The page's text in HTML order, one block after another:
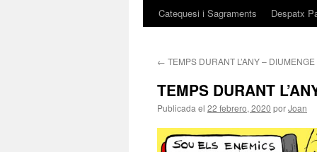
Catequesi i Sagraments
Despatx
← TEMPS DURANT L’ANY –
TEMPS DURANT
Publicada el 22 febrero, 2020 porJoan